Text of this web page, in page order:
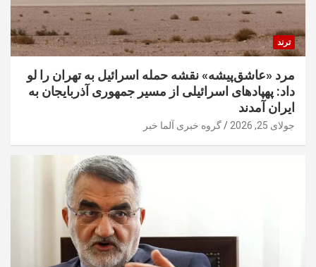
ترند
مرد «عاشق‌پیشه» نقشه حمله اسرائیل به تهران را لو
داد: پهپادهای اسرائیلی از مسیر جمهوری آذربایجان به
ایران آمدند
جولای 25, 2026 گروه خبری آلما خبر